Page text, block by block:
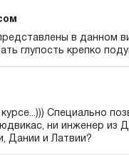
в данном
глупость крепко
Специально
ни инженер из
Дании и Латвии?